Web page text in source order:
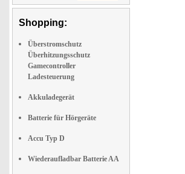
Shopping:
Überstromschutz
Überhitzungsschutz
Gamecontroller
Ladesteuerung
Akkuladegerät
Batterie für Hörgeräte
Accu Typ D
Wiederaufladbar Batterie AA